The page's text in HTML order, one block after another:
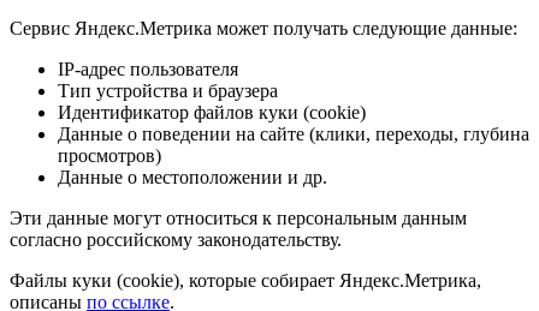
Сервис Яндекс.Метрика может получать следующие данные:
IP-адрес пользователя
Тип устройства и браузера
Идентификатор файлов куки (cookie)
Данные о поведении на сайте (клики, переходы, глубина
просмотров)
Данные о местоположении и др.
Эти данные могут относиться к персональным данным
согласно российскому законодательству.
Файлы куки (cookie), которые собирает Яндекс.Метрика,
описаны по ссылке.